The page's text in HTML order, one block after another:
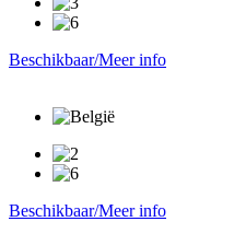
Beschikbaar/Meer info
Beschikbaar/Meer info